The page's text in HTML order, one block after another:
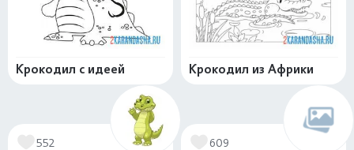
Крокодил с идеей Крокодил из Африки
552 609